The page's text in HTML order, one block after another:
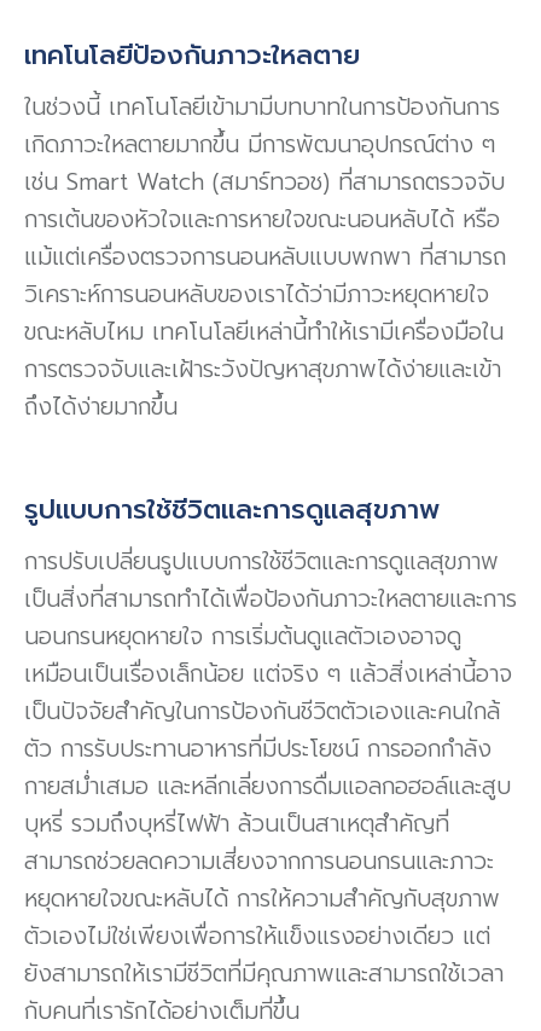
เทคโนโลยีป้องกันภาวะใหลตาย
ในช่วงนี้ เทคโนโลยีเข้ามามีบทบาทในการป้องกันการ
เกิดภาวะใหลตายมากขึ้น มีการพัฒนาอุปกรณ์ต่าง ๆ
เช่น Smart Watch (สมาร์ทวอช) ที่สามารถตรวจจับ
การเต้นของหัวใจและการหายใจขณะนอนหลับได้ หรือ
แม้แต่เครื่องตรวจการนอนหลับแบบพกพา ที่สามารถ
วิเคราะห์การนอนหลับของเราได้ว่ามีภาวะหยุดหายใจ
ขณะหลับไหม เทคโนโลยีเหล่านี้ทำให้เรามีเครื่องมือใน
การตรวจจับและเฝ้าระวังปัญหาสุขภาพได้ง่ายและเข้า
ถึงได้ง่ายมากขึ้น
รูปแบบการใช้ชีวิตและการดูแลสุขภาพ
การปรับเปลี่ยนรูปแบบการใช้ชีวิตและการดูแลสุขภาพ
เป็นสิ่งที่สามารถทำได้เพื่อป้องกันภาวะใหลตายและการ
นอนกรนหยุดหายใจ การเริ่มต้นดูแลตัวเองอาจดู
เหมือนเป็นเรื่องเล็กน้อย แต่จริง ๆ แล้วสิ่งเหล่านี้อาจ
เป็นปัจจัยสำคัญในการป้องกันชีวิตตัวเองและคนใกล้
ตัว การรับประทานอาหารที่มีประโยชน์ การออกกำลัง
กายสม่ำเสมอ และหลีกเลี่ยงการดื่มแอลกอฮอล์และสูบ
บุหรี่ รวมถึงบุหรี่ไฟฟ้า ล้วนเป็นสาเหตุสำคัญที่
สามารถช่วยลดความเสี่ยงจากการนอนกรนและภาวะ
หยุดหายใจขณะหลับได้ การให้ความสำคัญกับสุขภาพ
ตัวเองไม่ใช่เพียงเพื่อการให้แข็งแรงอย่างเดียว แต่
ยังสามารถให้เรามีชีวิตที่มีคุณภาพและสามารถใช้เวลา
กับคนที่เรารักได้อย่างเต็มที่ขึ้น